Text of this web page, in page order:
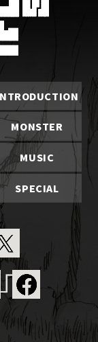
MONSTER
MUSIC
SPECIAL